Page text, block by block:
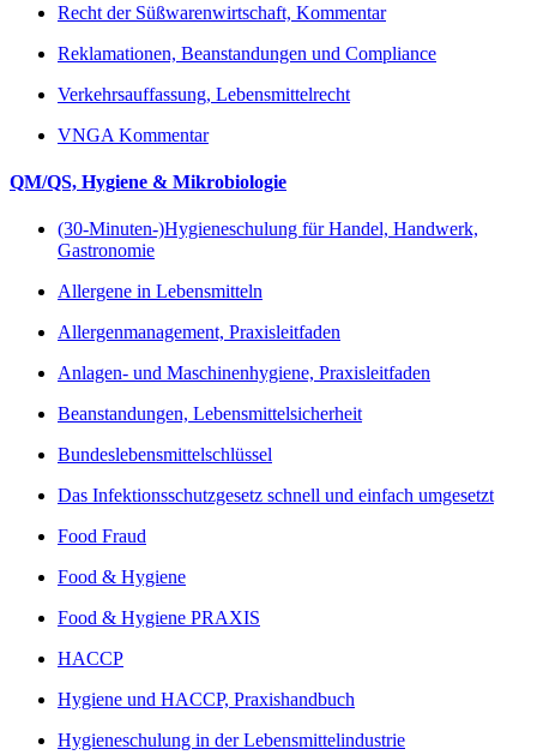
Recht der Süßwarenwirtschaft, Kommentar
Reklamationen, Beanstandungen und Compliance
Verkehrsauffassung, Lebensmittelrecht
VNGA Kommentar
QM/QS, Hygiene & Mikrobiologie
(30-Minuten-)Hygieneschulung für Handel, Handwerk,
Gastronomie
Allergene in Lebensmitteln
Allergenmanagement, Praxisleitfaden
Anlagen- und Maschinenhygiene, Praxisleitfaden
Beanstandungen, Lebensmittelsicherheit
Bundeslebensmittelschlüssel
Das Infektionsschutzgesetz schnell und einfach umgesetzt
Food Fraud
Food & Hygiene
Food & Hygiene PRAXIS
HACCP
Hygiene und HACCP, Praxishandbuch
Hygieneschulung in der Lebensmittelindustrie